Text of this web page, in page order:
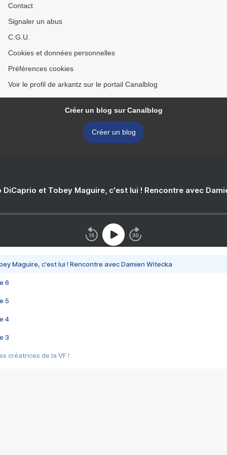
Contact
Signaler un abus
C.G.U.
Cookies et données personnelles
Préférences cookies
Voir le profil de arkantz sur le portail Canalblog
Créer un blog sur Canalblog
Créer un blog
DiCaprio et Tobey Maguire, c'est lui ! Rencontre avec
Maguire, c'est lui ! Rencontre avec Damien Witecka
6
5
4
3
créatrices de la VF !